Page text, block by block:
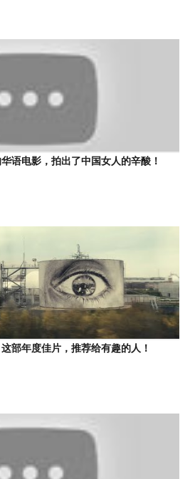
语电影，拍出了中国女人的辛酸！
部年度佳片，推荐给有趣的人！